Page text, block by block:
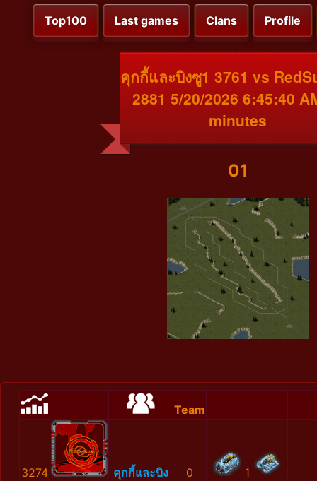
Top100 Last games Clans Profile
คุกกี้และบิงซู1 3761 vs
2881 5/20/2026 6:45:40
minutes
01
Team
3274
คุกกี้และบิง
0 1